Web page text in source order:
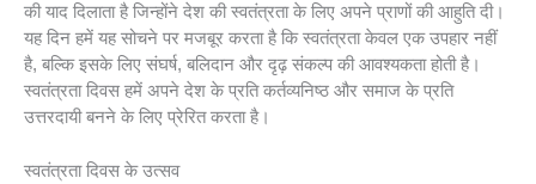
की याद दिलाता है जिन्होंने देश की स्वतंत्रता के लिए अपने प्राणों की आहुति दी।
यह दिन हमें यह सोचने पर मजबूर करता है कि स्वतंत्रता केवल एक उपहार नहीं
है, बल्कि इसके लिए संघर्ष, बलिदान और दृढ़ संकल्प की आवश्यकता होती है।
स्वतंत्रता दिवस हमें अपने देश के प्रति कर्तव्यनिष्ठ और समाज के प्रति
उत्तरदायी बनने के लिए प्रेरित करता है।
स्वतंत्रता दिवस के उत्सव